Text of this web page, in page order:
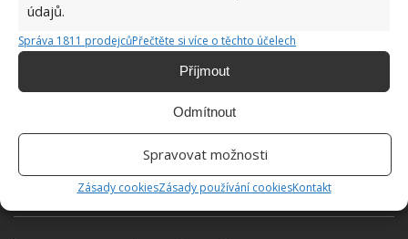
údajů.
Správa 1811 prodejcůPřečtěte si více o těchto účelech
Příjmout
Odmítnout
Spravovat možnosti
Zásady cookiesZásady používání cookiesKontakt
NÁDRŽKA NA VODU TOALETA VODNÍ KÁMEN